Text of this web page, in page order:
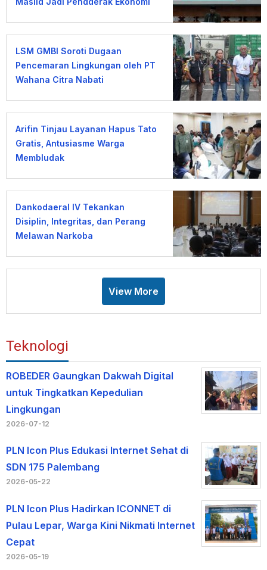
LSM GMBI Soroti Dugaan
Pencemaran Lingkungan oleh PT
Wahana Citra Nabati
Arifin Tinjau Layanan Hapus Tato
Gratis, Antusiasme Warga
Membludak
Dankodaeral IV Tekankan
Disiplin, Integritas, dan Perang
Melawan Narkoba
View More
Teknologi
ROBEDER Gaungkan Dakwah Digital
untuk Tingkatkan Kepedulian
Lingkungan
2026-07-12
PLN Icon Plus Edukasi Internet Sehat di
SDN 175 Palembang
2026-05-22
PLN Icon Plus Hadirkan ICONNET di
Pulau Lepar, Warga Kini Nikmati Internet
Cepat
2026-05-19